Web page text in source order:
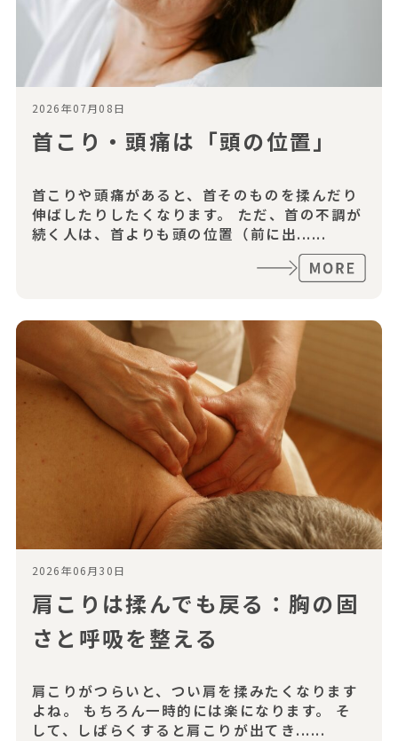
2026年07月08日
首こり・頭痛は「頭の位置」
首こりや頭痛があると、首そのものを揉んだり
伸ばしたりしたくなります。 ただ、首の不調が
続く人は、首よりも頭の位置（前に出......
2026年06月30日
肩こりは揉んでも戻る：胸の固
さと呼吸を整える
肩こりがつらいと、つい肩を揉みたくなります
よね。 もちろん一時的には楽になります。 そ
して、しばらくすると肩こりが出てき......